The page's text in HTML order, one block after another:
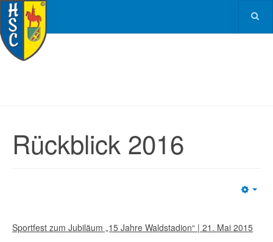
Rückblick 2016
Sportfest zum Jubiläum „15 Jahre Waldstadion“ | 21. Mai 2015